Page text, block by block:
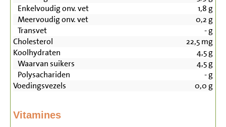
Enkelvoudig onv. vet
1,8 g
Meervoudig onv. vet
0,2 g
Transvet
-g
Cholesterol
22,5mg
Koolhydraten
4,5g
Waarvan suikers
4,5g
Polysachariden
-g
Voedingsvezels
0,0 g
Vitamines